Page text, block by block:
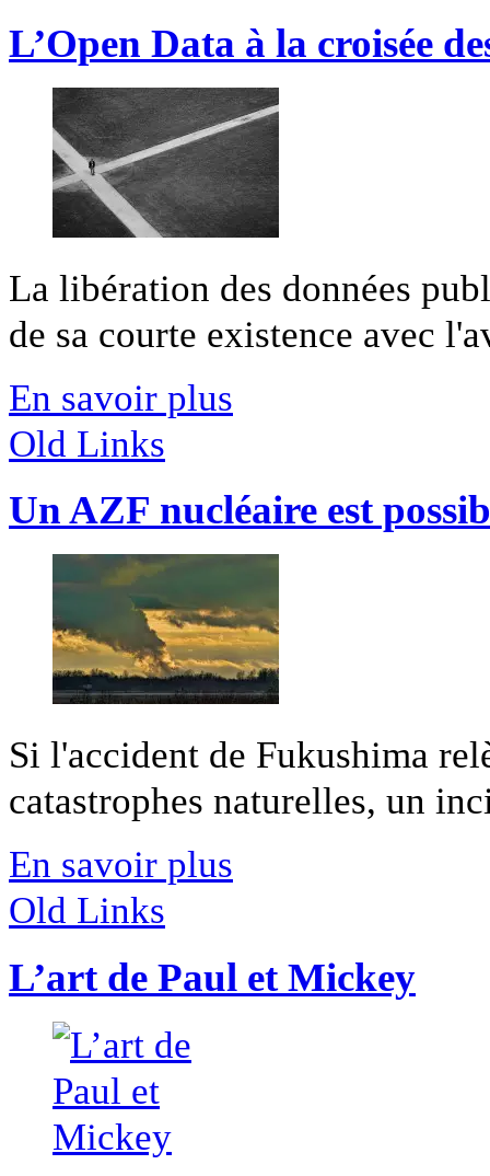
L’Open Data à la croisée
La libération des données
de sa courte existence avec
En savoir plus
Old Links
Un AZF nucléaire est
Si l'accident de Fukushima
catastrophes naturelles, un
En savoir plus
Old Links
L’art de Paul et Mickey